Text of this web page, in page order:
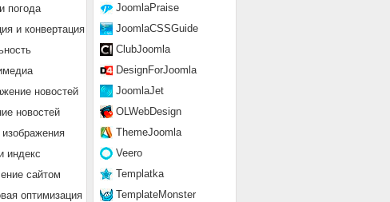
JoomlaPraise
JoomlaCSSGuide
ClubJoomla
DesignForJoomla
JoomlaJet
OLWebDesign
ThemeJoomla
Veero
Templatka
TemplateMonster
погода
и конвертация
новостей
новостей
индекс
сайтом
оптимизация